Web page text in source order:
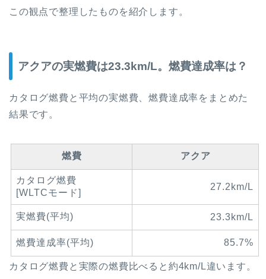
この観点で整理したものを紹介します。
アクアの実燃費は23.3km/L。燃費達成率は？
カタログ燃費と平均の実燃費、燃費達成率をまとめた
結果です。
燃費 アクア
カタログ燃費
[WLTCモード]
27.2km/L
実燃費(平均) 23.3km/L
燃費達成率(平均) 85.7%
カタログ燃費と実際の燃費比べると約4km/L違います。